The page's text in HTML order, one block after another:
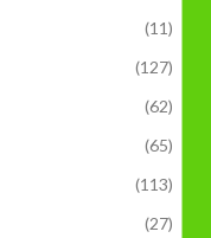
(11)
(127)
(62)
(65)
(113)
(27)